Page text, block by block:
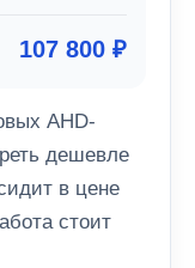
107 800 ₽
AHD-
дешевле
в цене
стоит